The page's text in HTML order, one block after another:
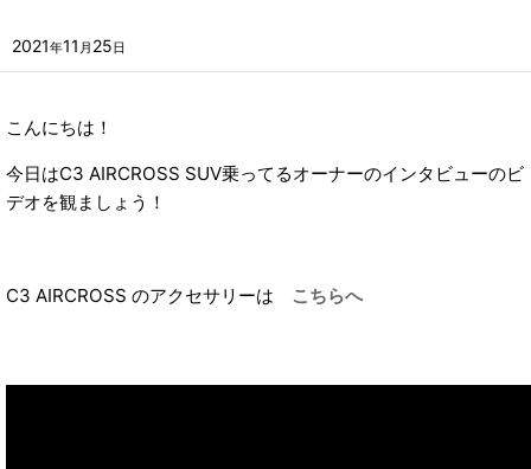
2021年11 月 25日
こんにちは！
今日はC3 AIRCROSS SUV乗ってるオーナーのインタビューのビ
デオを観ましょう！
C3 AIRCROSS のアクセサリーは こちらへ